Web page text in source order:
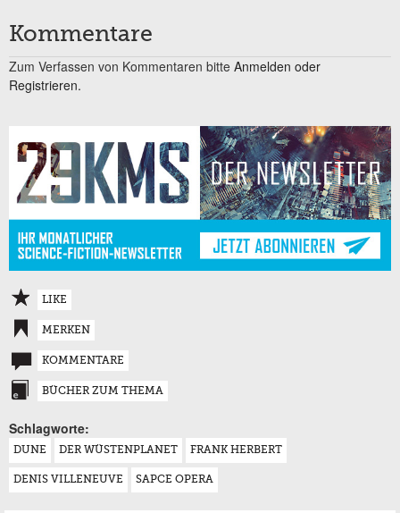
Kommentare
Zum Verfassen von Kommentaren bitte Anmelden oder
Registrieren.
LIKE
MERKEN
KOMMENTARE
BÜCHER ZUM THEMA
Schlagworte:
DUNE DER WÜSTENPLANET FRANK HERBERT
DENIS VILLENEUVE SAPCE OPERA